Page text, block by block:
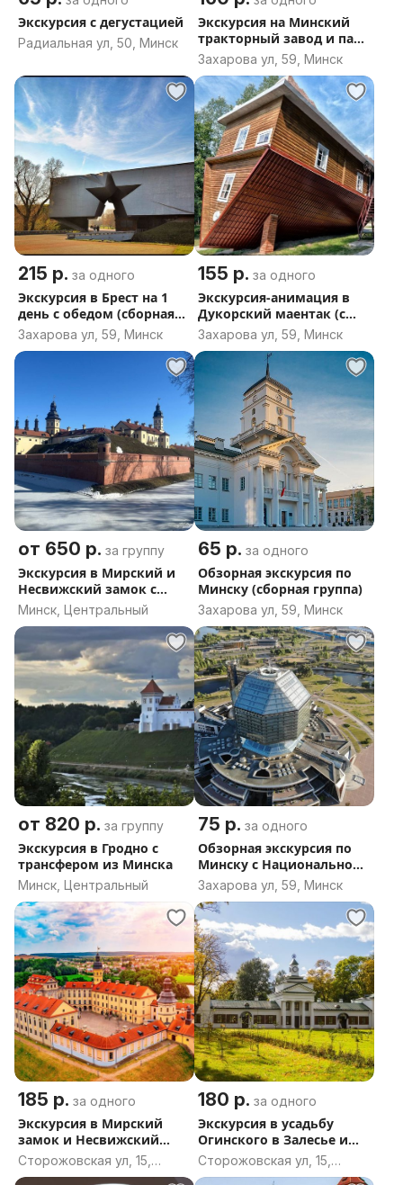
Экскурсия с дегустацией
Радиальная ул, 50, Минск
Экскурсия на Минский
тракторный завод и парк
Лошица (сборная группа)
Захарова ул, 59, Минск
215 р. за одного
Экскурсия в Брест на 1
день с обедом (сборная
группа из Минска)
Захарова ул, 59, Минск
155 р. за одного
Экскурсия-анимация в
Дукорский маентак (с
обедом и дегустацией).
Сборная группа
Захарова ул, 59, Минск
от 650 р. за группу
Экскурсия в Мирский и
Несвижский замок с
трансфером из Минска
Минск, Центральный
65 р. за одного
Обзорная экскурсия по
Минску (сборная группа)
Захарова ул, 59, Минск
от 820 р. за группу
Экскурсия в Гродно с
трансфером из Минска
Минск, Центральный
75 р. за одного
Обзорная экскурсия по
Минску с Национальной
библиотекой и
подъемом на смотровую
площадку
Захарова ул, 59, Минск
185 р. за одного
Экскурсия в Мирский
замок и Несвижский
дворец (каждый день)
Сторожовская ул, 15,
Минск
180 р. за одного
Экскурсия в усадьбу
Огинского в Залесье и
Троицкий костел в
Гервятах (сборная группа
Сторожовская ул, 15,
Минск